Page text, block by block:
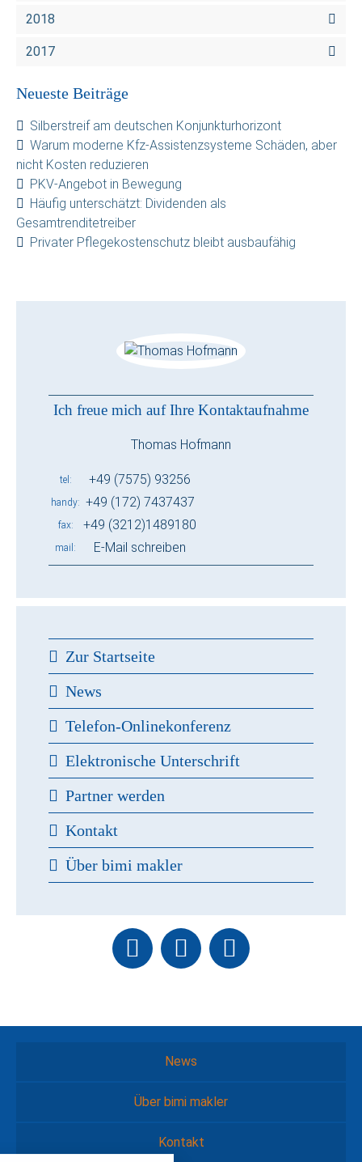
2018
2017
Neueste Beiträge
Silberstreif am deutschen Konjunkturhorizont
Warum moderne Kfz-Assistenzsysteme Schäden, aber
nicht Kosten reduzieren
PKV-Angebot in Bewegung
Häufig unterschätzt: Dividenden als
Gesamtrenditetreiber
Privater Pflegekostenschutz bleibt ausbaufähig
Ich freue mich auf Ihre Kontaktaufnahme
Thomas Hofmann
tel +49 (7575) 93256
handy +49 (172) 7437437
fax +49 (3212)1489180
mail E-Mail schreiben
Zur Startseite
News
Telefon-Onlinekonferenz
Elektronische Unterschrift
Partner werden
Kontakt
Über bimi makler
News
Über bimi makler
Kontakt